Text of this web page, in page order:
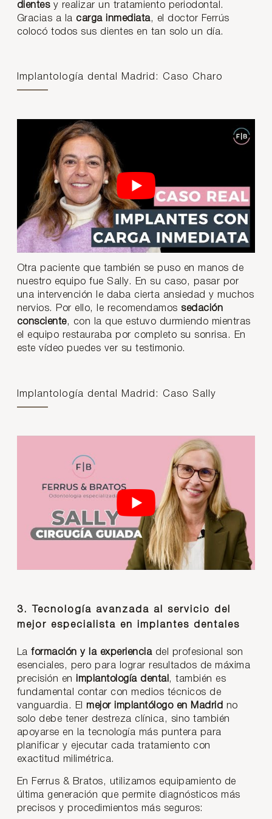
dientesy realizar un tratamiento periodontal.
Gracias a la carga inmediata, el doctor Ferrús
colocó todos sus dientes en tan solo un día.
Implantología dental Madrid: Caso Charo
Otra paciente que también se puso en manos de
nuestro equipo fue Sally. En su caso, pasar por
una intervención le daba cierta ansiedad y muchos
nervios. Por ello, le recomendamos sedación
consciente, con la que estuvo durmiendo mientras
el equipo restauraba por completo su sonrisa. En
este vídeo puedes ver su testimonio.
Implantología dental Madrid: Caso Sally
3. Tecnología avanzada al servicio del
mejor especialista en implantes dentales
Laformación y la experienciadel profesional son
esenciales, pero para lograr resultados de máxima
precisión en implantología dental , también es
fundamental contar con medios técnicos de
vanguardia. El mejor implantólogo en Madrid no
solo debe tener destreza clínica, sino también
apoyarse en la tecnología más puntera para
planificar y ejecutar cada tratamiento con
exactitud milimétrica.
En Ferrus & Bratos, utilizamos equipamiento de
última generación que permite diagnósticos más
precisos y procedimientos más seguros: